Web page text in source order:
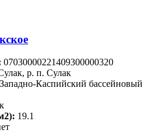
07030000221409300000320
р. п. Сулак
Западно-Каспийский бассейновый
19.1